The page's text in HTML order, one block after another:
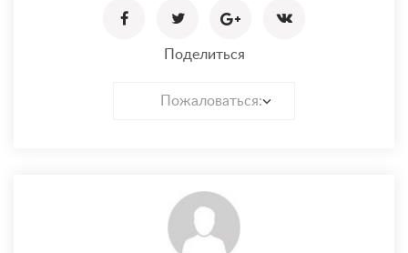
Поделиться
Пожаловаться: